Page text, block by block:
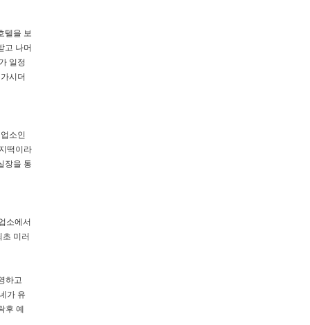
텔을 보
고 나머
일정
시더
소인
떡이라
장을 통
소에서
미러
하고
가 유
후 예